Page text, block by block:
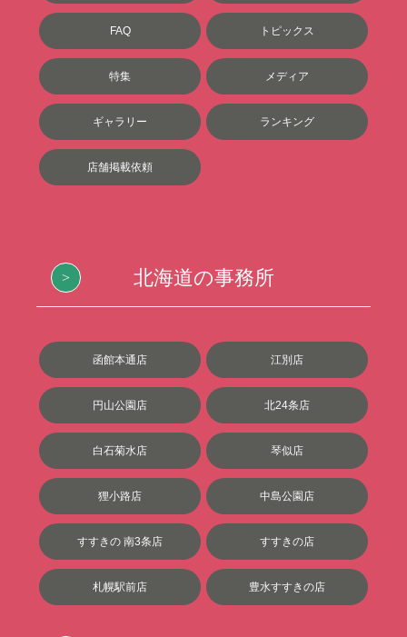
FAQ トピックス
特集 メディア
ギャラリー ランキング
店舗掲載依頼
北海道の事務所
函館本通店 江別店
円山公園店 北24条店
白石菊水店 琴似店
狸小路店 中島公園店
すすきの 南3条店 すすきの店
札幌駅前店 豊水すすきの店